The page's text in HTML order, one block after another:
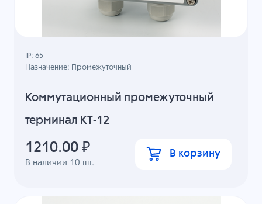
Коммутационный промежуточный
терминал КТ-12
В наличии 10 шт.
IP: 65
Назначение: Промежуточный
1210.00 ₽ В корзину